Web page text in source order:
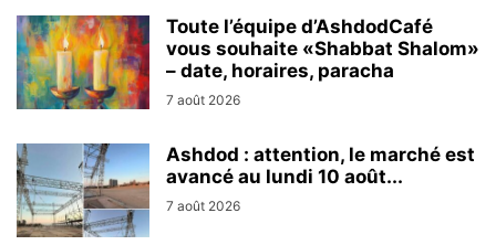
Toute l’équipe d’AshdodCafé
vous souhaite «Shabbat Shalom»
– date, horaires, paracha
7 août 2026
Ashdod : attention, le marché est
avancé au lundi 10 août...
7 août 2026